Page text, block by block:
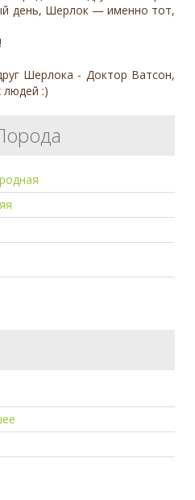
день, Шерлок — именно тот,
Шерлока - Доктор Ватсон,
:)